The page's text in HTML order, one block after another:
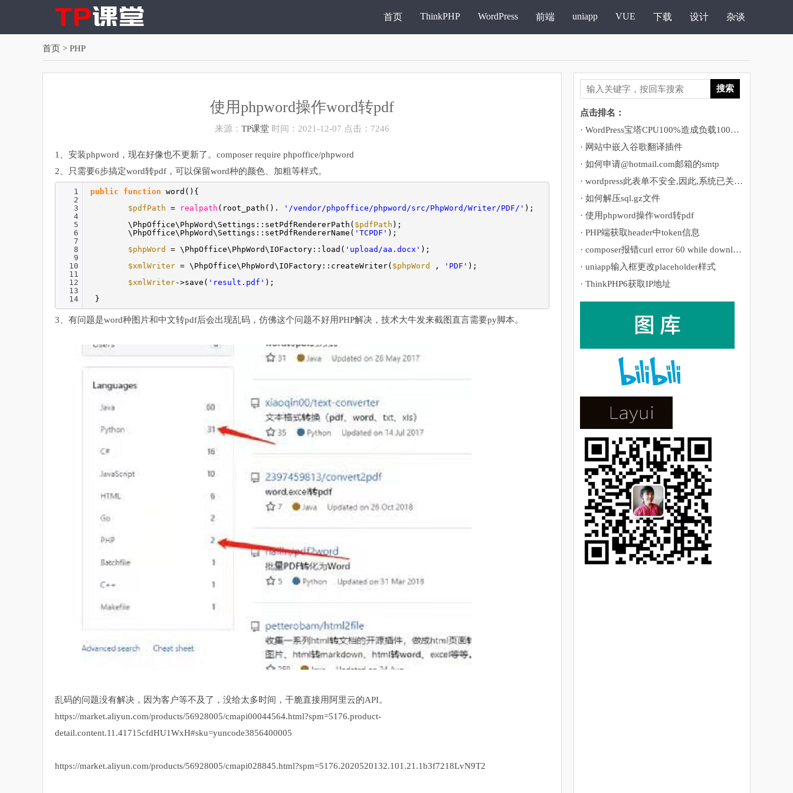
首页 ThinkPHP WordPress 前端 uniapp VUE 下载 设计 杂谈
首页 > PHP
使用phpword操作word转pdf
来源： TP课堂 时间：2021-12-07 点击：7246
1、安装phpword，现在好像也不更新了。composer require phpoffice/phpword
2、只需要6步搞定word转pdf，可以保留word种的颜色、加粗等样式。
1
2
3
4
5
6
7
8
9
10
11
12
13
14
public function word(){
$pdfPath = realpath (root_path(). '/vendor/phpoffice/phpword/src/PhpWord/Writer/PDF/' );
\PhpOffice\PhpWord\Settings::setPdfRendererPath( $pdfPath );
\PhpOffice\PhpWord\Settings::setPdfRendererName( 'TCPDF' );
$phpWord
= \PhpOffice\PhpWord\IOFactory::load( 'upload/aa.docx' );
$xmlWriter = \PhpOffice\PhpWord\IOFactory::createWriter( $phpWord , 'PDF' );
$xmlWriter->save( 'result.pdf' );
}
3、有问题是word种图片和中文转pdf后会出现乱码，仿佛这个问题不好用PHP解决，技术大牛发来截图直言需要py脚本。
乱码的问题没有解决，因为客户等不及了，没给太多时间，干脆直接用阿里云的API。
https://market.aliyun.com/products/56928005/cmapi00044564.html?spm=5176.product-
detail.content.11.41715cfdHU1WxH#sku=yuncode3856400005
https://market.aliyun.com/products/56928005/cmapi028845.html?spm=5176.2020520132.101.21.1b3f7218LvN9T2
搜索
点击排名：
· WordPress宝塔CPU100%造成负载100%运行堵塞的解决方法
· 网站中嵌入谷歌翻译插件
· 如何申请@hotmail.com邮箱的smtp
· wordpress此表单不安全,因此,系统已关闭自动填充功能
· 如何解压sql.gz文件
· 使用phpword操作word转pdf
· PHP端获取header中token信息
· composer报错curl error 60 while downloading https://
· uniapp输入框更改placeholder样式
· ThinkPHP6获取IP地址